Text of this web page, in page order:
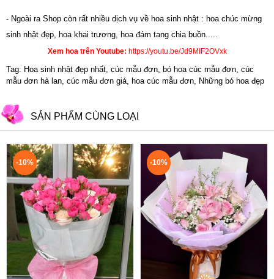
- Ngoài ra Shop còn rất nhiều dịch vụ về hoa sinh nhật : hoa chúc mừng
sinh nhật đẹp, hoa khai trương, hoa đám tang chia buồn.....
Xem hoa trên Youtube: https://youtu.be/Jd9MIF2OVxk
Tag: Hoa sinh nhật đẹp nhất, cúc mẫu đơn, bó hoa cúc mẫu đơn, cúc
mẫu đơn hà lan, cúc mẫu đơn giá, hoa cúc mẫu đơn, Những bó hoa đẹp
SẢN PHẨM CÙNG LOẠI
-10% -10%